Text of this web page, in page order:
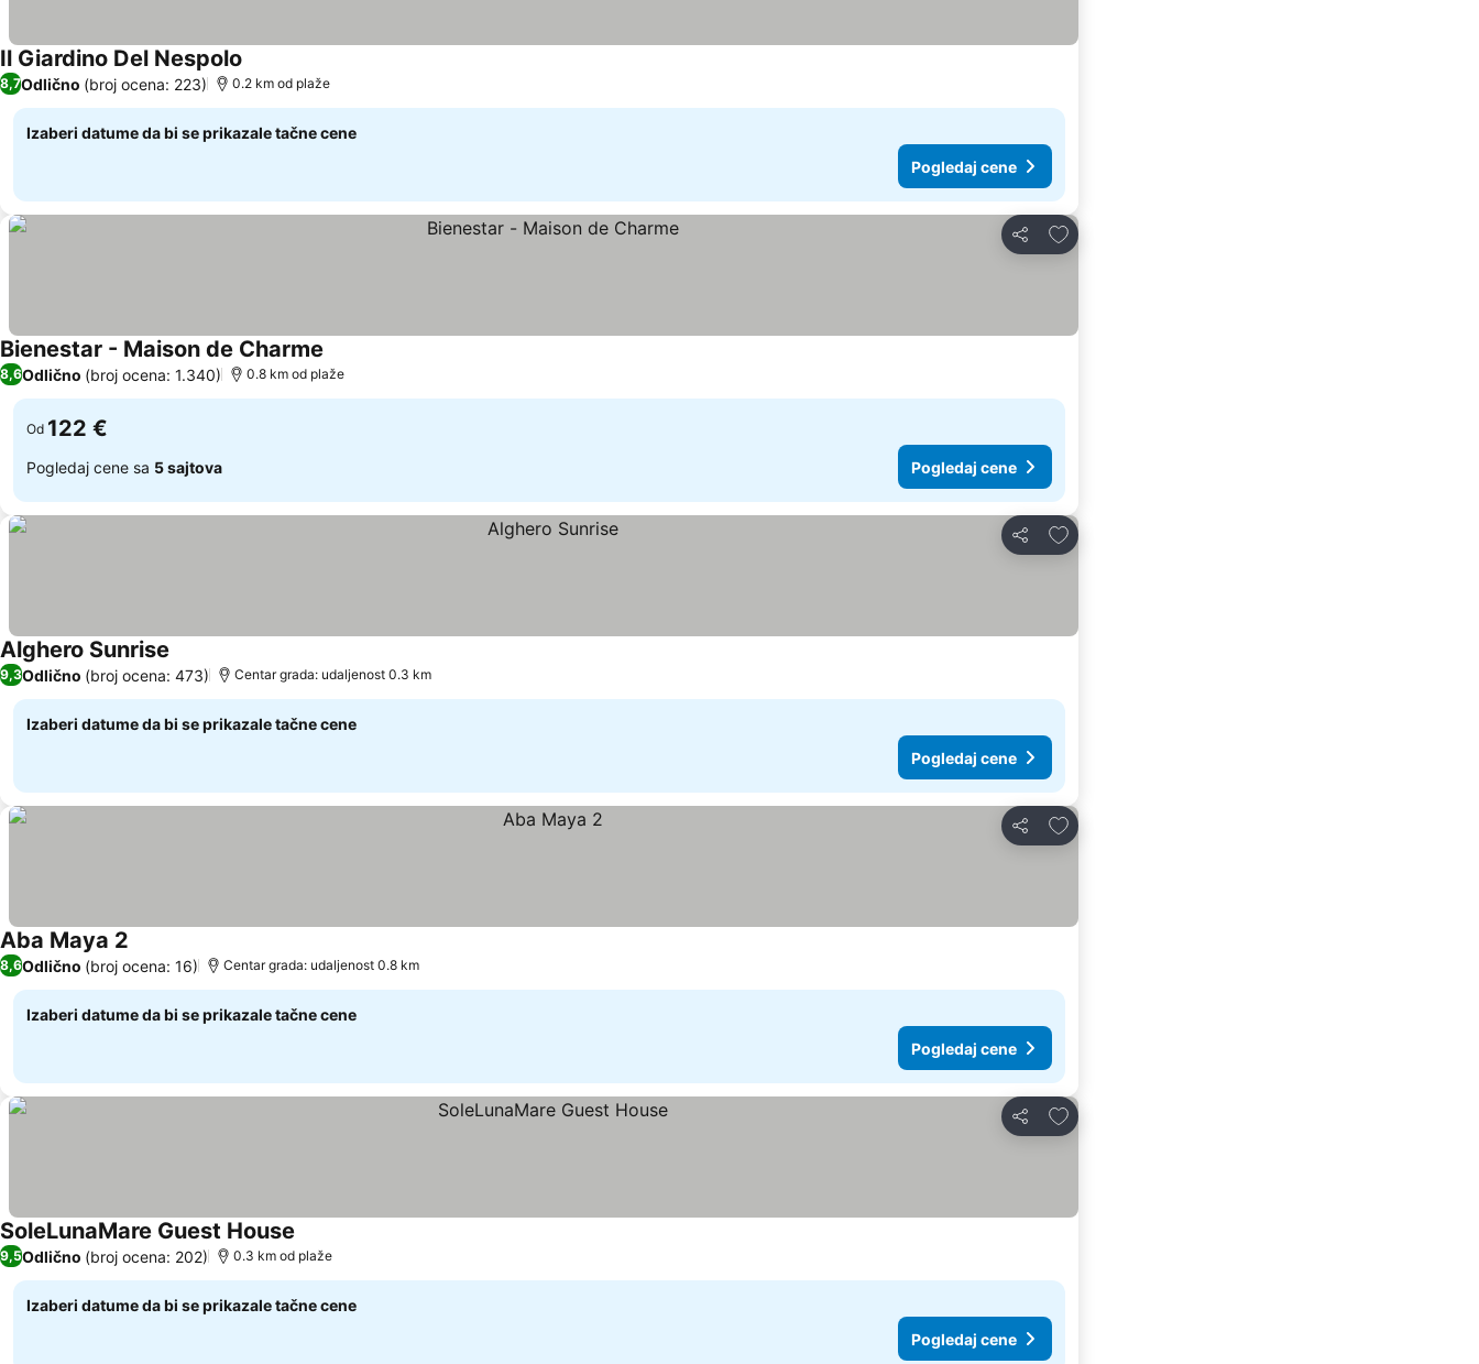
Il Giardino Del Nespolo
8,7Odlično (broj ocena: 223) 0.2 km od plaže
Izaberi datume da bi se prikazale tačne cene
Pogledaj cene
Deli
Dodati u favorite
Bienestar - Maison de Charme
8,6Odlično (broj ocena: 1.340) 0.8 km od plaže
Od 122 €
Pogledaj cene sa 5 sajtova Pogledaj cene
Deli
Dodati u favorite
Alghero Sunrise
9,3Odlično (broj ocena: 473) Centar grada: udaljenost 0.3 km
Izaberi datume da bi se prikazale tačne cene
Pogledaj cene
Deli
Dodati u favorite
Aba Maya 2
8,6Odlično (broj ocena: 16) Centar grada: udaljenost 0.8 km
Izaberi datume da bi se prikazale tačne cene
Pogledaj cene
Deli
Dodati u favorite
SoleLunaMare Guest House
9,5Odlično (broj ocena: 202) 0.3 km od plaže
Izaberi datume da bi se prikazale tačne cene
Pogledaj cene